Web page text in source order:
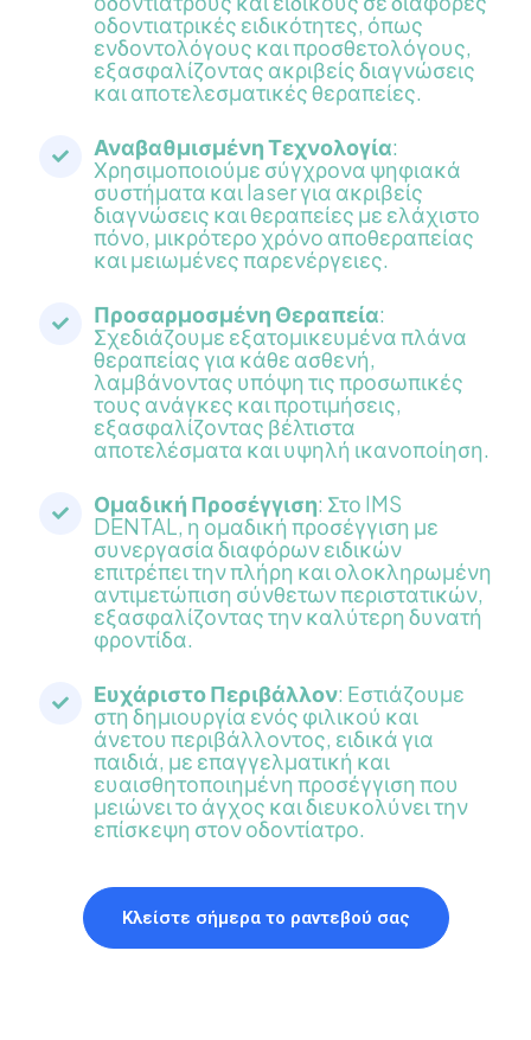
οδοντιατρικές ειδικότητες, όπως
ενδοντολόγους και προσθετολόγους,
εξασφαλίζοντας ακριβείς διαγνώσεις
και αποτελεσματικές θεραπείες.
Αναβαθμισμένη Τεχνολογία:
Χρησιμοποιούμε σύγχρονα ψηφιακά
συστήματα και laser για ακριβείς
διαγνώσεις και θεραπείες με ελάχιστο
πόνο, μικρότερο χρόνο αποθεραπείας
και μειωμένες παρενέργειες.
Προσαρμοσμένη Θεραπεία:
Σχεδιάζουμε εξατομικευμένα πλάνα
θεραπείας για κάθε ασθενή,
λαμβάνοντας υπόψη τις προσωπικές
τους ανάγκες και προτιμήσεις,
εξασφαλίζοντας βέλτιστα
αποτελέσματα και υψηλή ικανοποίηση.
Ομαδική Προσέγγιση: Στο IMS
DENTAL, η ομαδική προσέγγιση με
συνεργασία διαφόρων ειδικών
επιτρέπει την πλήρη και ολοκληρωμένη
αντιμετώπιση σύνθετων περιστατικών,
εξασφαλίζοντας την καλύτερη δυνατή
φροντίδα.
Ευχάριστο Περιβάλλον: Εστιάζουμε
στη δημιουργία ενός φιλικού και
άνετου περιβάλλοντος, ειδικά για
παιδιά, με επαγγελματική και
ευαισθητοποιημένη προσέγγιση που
μειώνει το άγχος και διευκολύνει την
επίσκεψη στον οδοντίατρο.
Κλείστε σήμερα το ραντεβού σας